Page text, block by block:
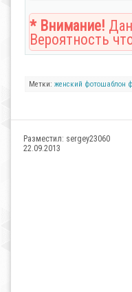
* Внимание!
Вероятность
Метки: женский фотошаблон
Разместил: sergey23060
22.09.2013